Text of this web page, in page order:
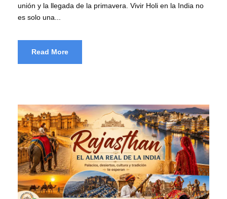
unión y la llegada de la primavera. Vivir Holi en la India no
es solo una...
Read More